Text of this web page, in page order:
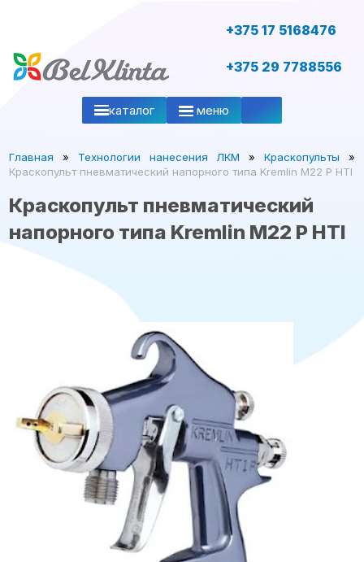
+375 17 5168476
+375 29 7788556
каталог меню
Главная » Технологии нанесения ЛКМ » Краскопульты
»
Краскопульт пневматический напорного типа Kremlin M22 P HTI
Краскопульт пневматический
напорного типа Kremlin M22 P HTI